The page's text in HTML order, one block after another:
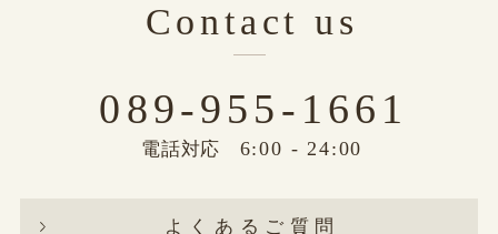
Contact us
089-955-1661
電話対応 6:00 - 24:00
よくあるご質問